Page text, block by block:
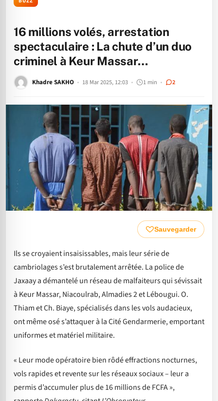
16 millions volés, arrestation
spectaculaire : La chute d’un duo
criminel à Keur Massar…
Khadre SAKHO 18 Mar 2025, 12:03 1 min 2
Sauvegarder
Ils se croyaient insaisissables, mais leur série de
cambriolages s’est brutalement arrêtée. La police de
Jaxaay a démantelé un réseau de malfaiteurs qui sévissait
à Keur Massar, Niacoulrab, Almadies 2 et Lébougui. O.
Thiam et Ch. Biaye, spécialisés dans les vols audacieux,
ont même osé s’attaquer à la Cité Gendarmerie, emportant
uniformes et matériel militaire.
« Leur mode opératoire bien rôdé effractions nocturnes,
vols rapides et revente sur les réseaux sociaux – leur a
permis d’accumuler plus de 16 millions de FCFA »,